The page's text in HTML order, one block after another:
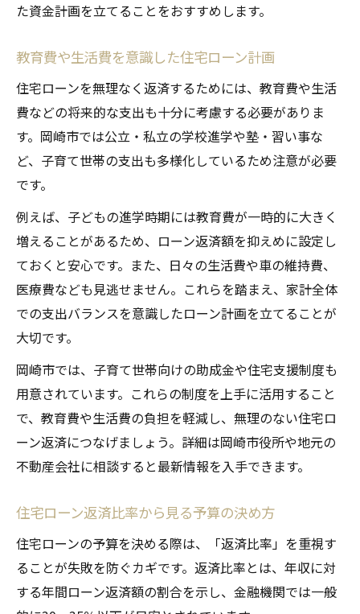
た資金計画を立てることをおすすめします。
教育費や生活費を意識した住宅ローン計画
住宅ローンを無理なく返済するためには、教育費や生活
費などの将来的な支出も十分に考慮する必要がありま
す。岡崎市では公立・私立の学校進学や塾・習い事な
ど、子育て世帯の支出も多様化しているため注意が必要
です。
例えば、子どもの進学時期には教育費が一時的に大きく
増えることがあるため、ローン返済額を抑えめに設定し
ておくと安心です。また、日々の生活費や車の維持費、
医療費なども見逃せません。これらを踏まえ、家計全体
での支出バランスを意識したローン計画を立てることが
大切です。
岡崎市では、子育て世帯向けの助成金や住宅支援制度も
用意されています。これらの制度を上手に活用すること
で、教育費や生活費の負担を軽減し、無理のない住宅ロ
ーン返済につなげましょう。詳細は岡崎市役所や地元の
不動産会社に相談すると最新情報を入手できます。
住宅ローン返済比率から見る予算の決め方
住宅ローンの予算を決める際は、「返済比率」を重視す
ることが失敗を防ぐカギです。返済比率とは、年収に対
する年間ローン返済額の割合を示し、金融機関では一般